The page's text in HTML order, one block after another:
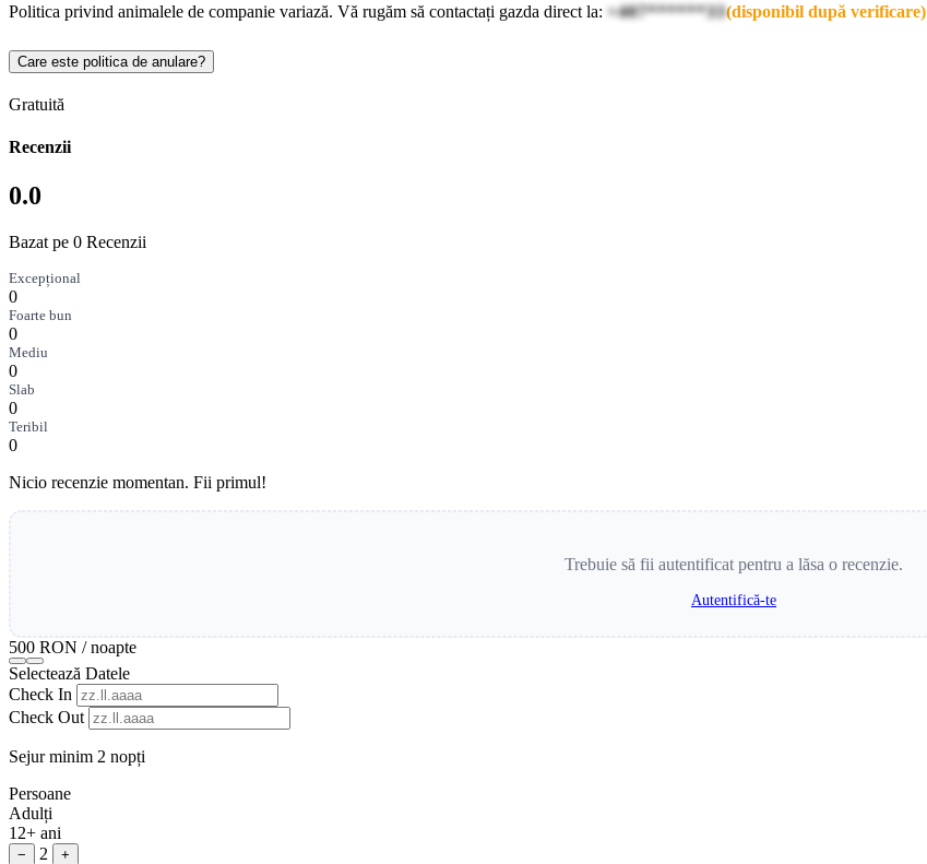
Politica privind animalele de companie variază. Vă rugăm să contactați gazda direct la: +407******33(disponibil după verificare)
Care este politica de anulare?
Gratuită
Recenzii
0.0
Bazat pe 0 Recenzii
Excepțional
0
Foarte bun
0
Mediu
0
Slab
0
Teribil
0
Nicio recenzie momentan. Fii primul!
Trebuie să fii autentificat pentru a lăsa o recenzie.
Autentifică-te
500 RON / noapte
Selectează Datele
Check In
Check Out
Sejur minim 2 nopți
Persoane
Adulți
12+ ani
− 2 +